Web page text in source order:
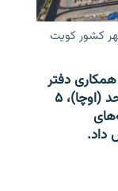
کشور کویت
دفتر
هماهنگی امور بشردوستانه سازمان ملل متحد (اوچا)، ۵
داد.